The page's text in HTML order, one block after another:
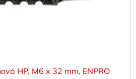
HP, M6 x 32 mm, ENPRO